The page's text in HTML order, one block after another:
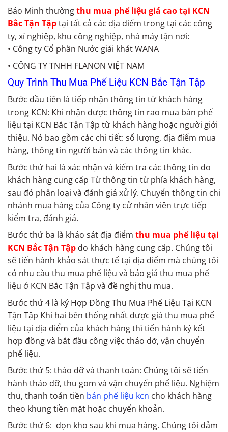
Bảo Minh thườngthu mua phế liệu giá cao tại KCN
Bắc Tận Tậptại tất cả các địa điểm trong tại các công
ty, xí nghiệp, khu công nghiệp, nhà máy tận nơi:
• Công ty Cổ phần Nước giải khát WANA
• CÔNG TY TNHH FLANON VIỆT NAM
Quy Trình Thu Mua Phế Liệu KCN Bắc Tận Tập
Bước đầu tiên là tiếp nhận thông tin từ khách hàng
trong KCN: Khi nhận được thông tin rao mua bán phế
liệu tại KCN Bắc Tận Tập từ khách hàng hoặc người giới
thiệu. Nó bao gồm các chi tiết: số lượng, địa điểm mua
hàng, thông tin người bán và các thông tin khác.
Bước thứ hai là xác nhận và kiểm tra các thông tin do
khách hàng cung cấp Từ thông tin từ phía khách hàng,
sau đó phân loại và đánh giá xử lý. Chuyển thông tin chi
nhánh mua hàng của Công ty cử nhân viên trực tiếp
kiểm tra, đánh giá.
Bước thứ ba là khảo sát địa điểm thu mua phế liệu tại
KCN Bắc Tận Tập do khách hàng cung cấp. Chúng tôi
sẽ tiến hành khảo sát thực tế tại địa điểm mà chúng tôi
có nhu cầu thu mua phế liệu và báo giá thu mua phế
liệu ở KCN Bắc Tận Tập và đề nghị thu mua.
Bước thứ 4 là ký Hợp Đồng Thu Mua Phế Liệu Tại KCN
Tận Tập Khi hai bên thống nhất được giá thu mua phế
liệu tại địa điểm của khách hàng thì tiến hành ký kết
hợp đồng và bắt đầu công việc tháo dỡ, vận chuyển
phế liệu.
Bước thứ 5: tháo dỡ và thanh toán: Chúng tôi sẽ tiến
hành tháo dỡ, thu gom và vận chuyển phế liệu. Nghiệm
thu, thanh toán tiền bán phế liệu kcn cho khách hàng
theo khung tiền mặt hoặc chuyển khoản.
Bước thứ 6: dọn kho sau khi mua hàng. Chúng tôi đảm